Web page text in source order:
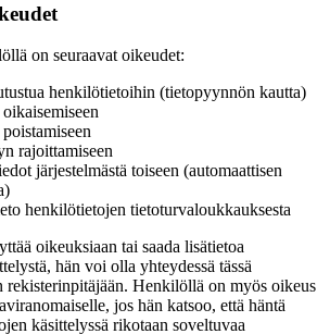
on seuraavat oikeudet:
henkilötietoihin (tietopyynnön kautta)
rajoittamiseen
järjestelmästä toiseen (automaattisen
henkilötietojen tietoturvaloukkauksesta
oikeuksiaan tai saada lisätietoa
hän voi olla yhteydessä tässä
rekisterinpitäjään. Henkilöllä on myös oikeus
jos hän katsoo, että häntä
käsittelyssä rikotaan soveltuvaa